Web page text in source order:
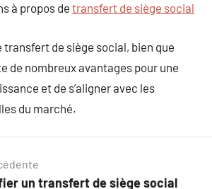
à propos de transfert de siège social
transfert de siège social, bien que
de nombreux avantages pour une
et de s’aligner avec les
du marché.
un transfert de siège social